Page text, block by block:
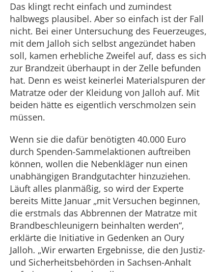
Das klingt recht einfach und zumindest
halbwegs plausibel. Aber so einfach ist der Fall
nicht. Bei einer Untersuchung des Feuerzeuges,
mit dem Jalloh sich selbst angezündet haben
soll, kamen erhebliche Zweifel auf, dass es sich
zur Brandzeit überhaupt in der Zelle befunden
hat. Denn es weist keinerlei Materialspuren der
Matratze oder der Kleidung von Jalloh auf. Mit
beiden hätte es eigentlich verschmolzen sein
müssen.
Wenn sie die dafür benötigten 40.000 Euro
durch Spenden-Sammelaktionen auftreiben
können, wollen die Nebenkläger nun einen
unabhängigen Brandgutachter hinzuziehen.
Läuft alles planmäßig, so wird der Experte
bereits Mitte Januar „mit Versuchen beginnen,
die erstmals das Abbrennen der Matratze mit
Brandbeschleunigern beinhalten werden“,
erklärte die Initiative in Gedenken an Oury
Jalloh. „Wir erwarten Ergebnisse, die den Justiz-
und Sicherheitsbehörden in Sachsen-Anhalt